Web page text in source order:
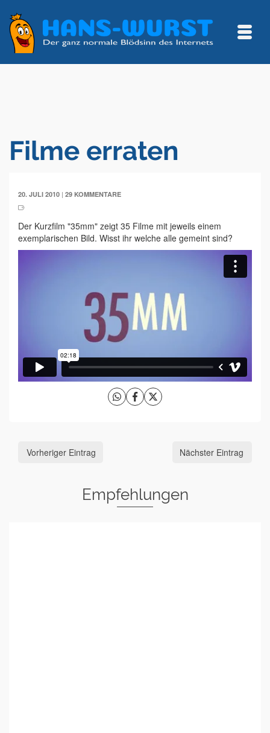
Filme erraten
20. JULI 2010 | 29 KOMMENTARE
Der Kurzfilm "35mm" zeigt 35 Filme mit jeweils einem
exemplarischen Bild. Wisst ihr welche alle gemeint sind?
Vorheriger Eintrag Nächster Eintrag
Empfehlungen